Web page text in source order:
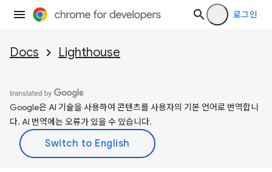
로그인
Docs Lighthouse
Google은 AI 기술을 사용하여 콘텐츠를 사용자의 기본 언어로 번역합니
다. AI 번역에는 오류가 있을 수 있습니다.